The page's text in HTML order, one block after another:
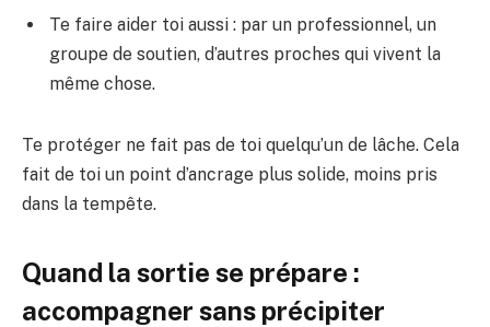
Te faire aider toi aussi : par un professionnel, un
groupe de soutien, d’autres proches qui vivent la
même chose.
Te protéger ne fait pas de toi quelqu’un de lâche. Cela
fait de toi un point d’ancrage plus solide, moins pris
dans la tempête.
Quand la sortie se prépare :
accompagner sans précipiter